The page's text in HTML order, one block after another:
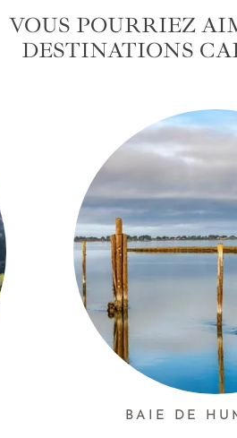
VOUS POURRIEZ
DESTINATIONS
BAIE DE